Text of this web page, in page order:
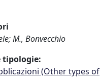
M., Bonvecchio
tipologie:
(Other types of